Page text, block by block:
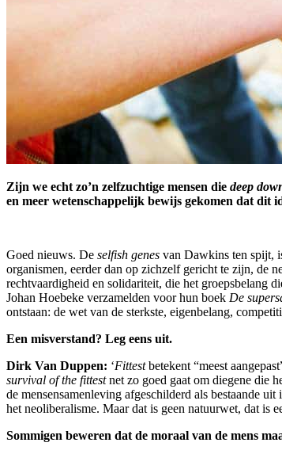
Zijn we echt zo’n zelfzuchtige mensen die deep
en meer wetenschappelijk bewijs gekomen dat dit
Goed nieuws. De selfish genes van Dawkins ten spijt,
organismen, eerder dan op zichzelf gericht te zijn, de
rechtvaardigheid en solidariteit, die het groepsbelang
Johan Hoebeke verzamelden voor hun boek De
ontstaan: de wet van de sterkste, eigenbelang,
Een misverstand? Leg eens uit.
Dirk Van Duppen: ‘Fittestbetekent “meest
survival of the fittestnet zo goed gaat om diegene die
de mensensamenleving afgeschilderd als bestaande
het neoliberalisme. Maar dat is geen natuurwet, dat is
Sommigen beweren dat de moraal van de mens